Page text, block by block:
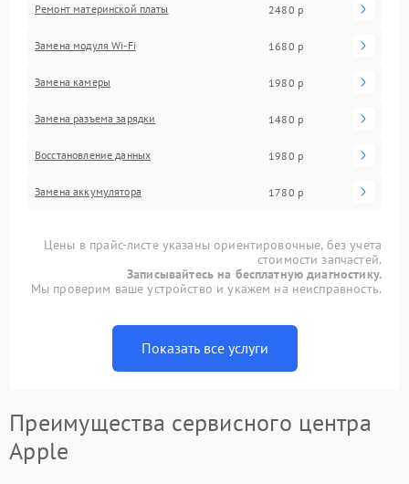
Ремонт материнской платы 2480 р
Замена модуля Wi-Fi 1680 р
Замена камеры 1980 р
Замена разъема зарядки 1480 р
Восстановление данных 1980 р
Замена аккумулятора 1780 р
Цены в прайс-листе указаны ориентировочные, без учета
стоимости запчастей.
Записывайтесь на бесплатную диагностику.
Мы проверим ваше устройство и укажем на неисправность.
Показать все услуги
Преимущества сервисного центра
Apple